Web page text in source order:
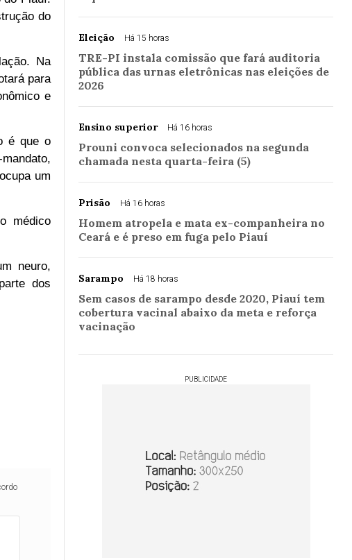
do
Na
para
e
é que o
um
médico
neuro,
dos
Eleição Há 15 horas
TRE-PI instala comissão que fará auditoria
pública das urnas eletrônicas nas eleições de
2026
Ensino superior Há 16 horas
Prouni convoca selecionados na segunda
chamada nesta quarta-feira (5)
Prisão Há 16 horas
Homem atropela e mata ex-companheira no
Ceará e é preso em fuga pelo Piauí
Sarampo Há 18 horas
Sem casos de sarampo desde 2020, Piauí tem
cobertura vacinal abaixo da meta e reforça
vacinação
PUBLICIDADE